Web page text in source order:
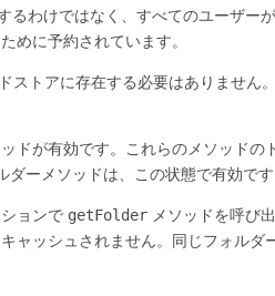
わけではなく、すべてのユーザー
めに予約されています。
トアに存在する必要はありません。
ドが有効です。これらのメソッド
ダーメソッドは、この状態で有効です
ョンで getFolder メソッドを呼び
ャッシュされません。同じフォルダ